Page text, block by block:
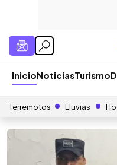
InicioNoticiasTurismo
Terremotos Lluvias